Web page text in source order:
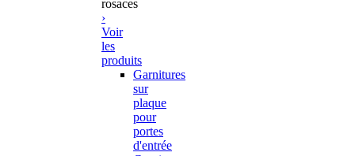
rosaces
›
Voir
les
produits
Garnitures
sur
plaque
pour
portes
d'entrée